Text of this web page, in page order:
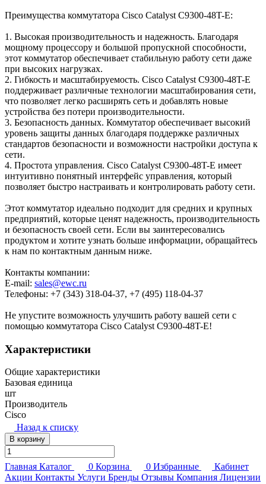
Преимущества коммутатора Cisco Catalyst C9300-48T-E:
1. Высокая производительность и надежность. Благодаря
мощному процессору и большой пропускной способности,
этот коммутатор обеспечивает стабильную работу сети даже
при высоких нагрузках.
2. Гибкость и масштабируемость. Cisco Catalyst C9300-48T-E
поддерживает различные технологии масштабирования сети,
что позволяет легко расширять сеть и добавлять новые
устройства без потери производительности.
3. Безопасность данных. Коммутатор обеспечивает высокий
уровень защиты данных благодаря поддержке различных
стандартов безопасности и возможности настройки доступа к
сети.
4. Простота управления. Cisco Catalyst C9300-48T-E имеет
интуитивно понятный интерфейс управления, который
позволяет быстро настраивать и контролировать работу сети.
Этот коммутатор идеально подходит для средних и крупных
предприятий, которые ценят надежность, производительность
и безопасность своей сети. Если вы заинтересовались
продуктом и хотите узнать больше информации, обращайтесь
к нам по контактным данным ниже.
Контакты компании:
E-mail: sales@ewc.ru
Телефоны: +7 (343) 318-04-37, +7 (495) 118-04-37
Не упустите возможность улучшить работу вашей сети с
помощью коммутатора Cisco Catalyst C9300-48T-E!
Характеристики
Общие характеристики
Базовая единица
шт
Производитель
Cisco
Назад к списку
В корзину
Главная Каталог 0 Корзина 0 Избранные
Кабинет
Акции Контакты Услуги Бренды Отзывы Компания Лицензии